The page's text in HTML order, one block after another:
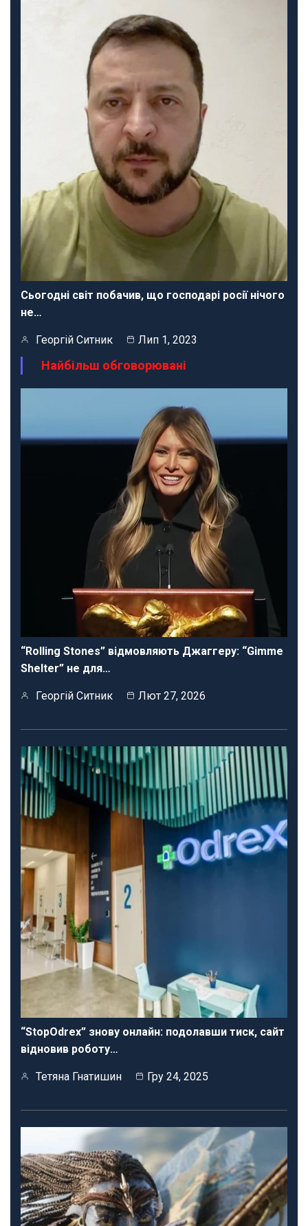
Сьогодні світ побачив, що господарі росії нічого
не…
Георгій Ситник Лип 1, 2023
Найбільш обговорювані
“Rolling Stones” відмовляють Джаггеру: “Gimme
Shelter” не для…
Георгій Ситник Лют 27, 2026
“StopOdrex” знову онлайн: подолавши тиск, сайт
відновив роботу…
Тетяна Гнатишин Гру 24, 2025